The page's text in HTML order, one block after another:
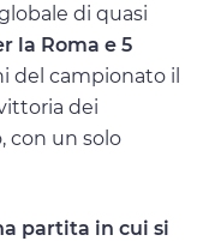
di quasi
la Roma e 5
del campionato il
dei
con un solo
partita in cui si